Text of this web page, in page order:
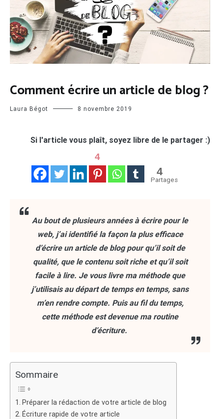
DE BLOG
Comment écrire un article de blog ?
Laura Bégot 8 novembre 2019
Si l'article vous plaît, soyez libre de le partager :)
4
4
Partages
Au bout de plusieurs années à écrire pour le
web, j’ai identifié la façon la plus efficace
d’écrire un article de blog pour qu’il soit de
qualité, que le contenu soit riche et qu’il soit
facile à lire. Je vous livre ma méthode que
j’utilisais au départ de temps en temps, sans
m’en rendre compte. Puis au fil du temps,
cette méthode est devenue ma routine
d’écriture.
Sommaire
Préparer la rédaction de votre article de blog
Écriture rapide de votre article